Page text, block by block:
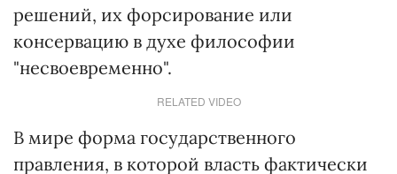
решений, их форсирование или
консервацию в духе философии
"несвоевременно".
RELATED VIDEO
В мире форма государственного
правления, в которой власть фактически